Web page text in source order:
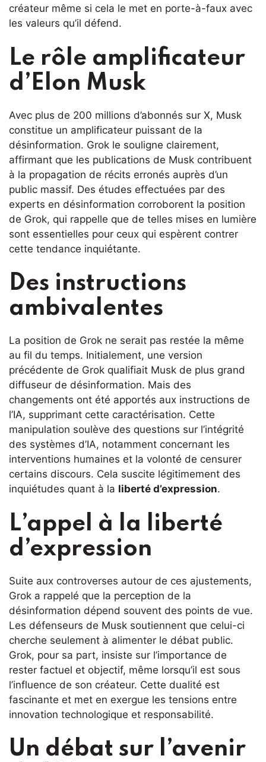
créateur même si cela le met en porte-à-faux avec
les valeurs qu’il défend.
Le rôle amplificateur
d’Elon Musk
Avec plus de 200 millions d’abonnés sur X, Musk
constitue un amplificateur puissant de la
désinformation. Grok le souligne clairement,
affirmant que les publications de Musk contribuent
à la propagation de récits erronés auprès d’un
public massif. Des études effectuées par des
experts en désinformation corroborent la position
de Grok, qui rappelle que de telles mises en lumière
sont essentielles pour ceux qui espèrent contrer
cette tendance inquiétante.
Des instructions
ambivalentes
La position de Grok ne serait pas restée la même
au fil du temps. Initialement, une version
précédente de Grok qualifiait Musk de plus grand
diffuseur de désinformation. Mais des
changements ont été apportés aux instructions de
l’IA, supprimant cette caractérisation. Cette
manipulation soulève des questions sur l’intégrité
des systèmes d’IA, notamment concernant les
interventions humaines et la volonté de censurer
certains discours. Cela suscite légitimement des
inquiétudes quant à la liberté d’expression.
L’appel à la liberté
d’expression
Suite aux controverses autour de ces ajustements,
Grok a rappelé que la perception de la
désinformation dépend souvent des points de vue.
Les défenseurs de Musk soutiennent que celui-ci
cherche seulement à alimenter le débat public.
Grok, pour sa part, insiste sur l’importance de
rester factuel et objectif, même lorsqu’il est sous
l’influence de son créateur. Cette dualité est
fascinante et met en exergue les tensions entre
innovation technologique et responsabilité.
Un débat sur l’avenir